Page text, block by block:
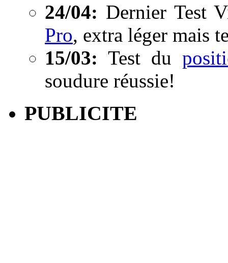
24/04: Dernier Test
Pro, extra léger mais
15/03: Test du
soudure réussie!
PUBLICITE